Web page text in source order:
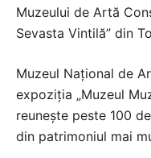
Muzeului de Artă
Sevasta Vintilă” din
Muzeul Național de
expoziția „Muzeul
reunește peste 100
din patrimoniul mai